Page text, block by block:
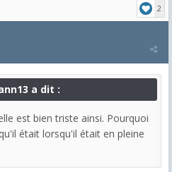
2
a dit :
est bien triste ainsi. Pourquoi
était lorsqu'il était en pleine